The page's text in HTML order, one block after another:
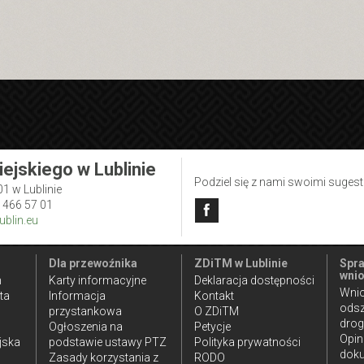
w Lublinie
w Lublinie
57 01
Podziel się z nami swoimi
Dla przewoźnika
Karty informacyjne
Informacja
przystankowa
Ogłoszenia na
podstawie ustawy PTZ
Zasady korzystania z
ZDiTM w Lublinie
Deklaracja dostępności
Kontakt
O ZDiTM
Petycje
Polityka prywatności
RODO